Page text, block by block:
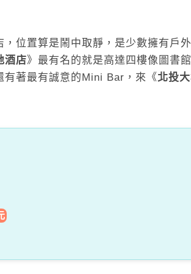
位置算是鬧中取靜，是少數擁有戶
酒店》最有名的就是高達四樓像圖書
有著最有誠意的Mini Bar，來《北投